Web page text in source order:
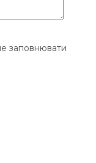
заповнювати